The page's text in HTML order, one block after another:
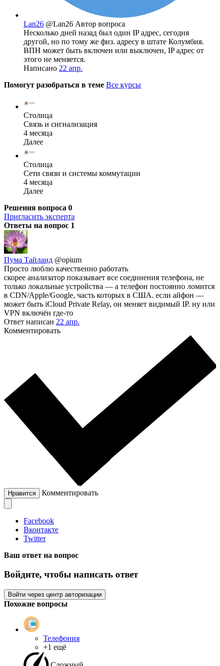
Lan26 @Lan26 Автор вопроса
Несколько дней назад был один IP адрес, сегодня
другой, но по тому же физ. адресу в штате Колумбия.
ВПН может быть включен или выключен, IP адрес от
этого не меняется.
Написано 22 апр.
Помогут разобраться в теме Все курсы
Столица
Связь и сигнализация
4 месяца
Далее
Столица
Сети связи и системы коммутации
4 месяца
Далее
Решения вопроса 0
Пригласить эксперта
Ответы на вопрос 1
Пума Тайланд @opium
Просто люблю качественно работать
скорее анализатор показывает все соединения телефона, не
только локальные устройства — а телефон постоянно ломится
в CDN/Apple/Google, часть которых в США. если айфон —
может быть iCloud Private Relay, он меняет видимый IP. ну или
VPN включён где-то
Ответ написан 22 апр.
Комментировать
Нравится Комментировать
Facebook
Вконтакте
Twitter
Ваш ответ на вопрос
Войдите, чтобы написать ответ
Войти через центр авторизации
Похожие вопросы
Телефония
+1 ещё